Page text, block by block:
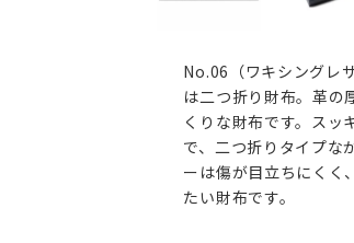
No.06（ワキシングレ
は二つ折り財布。革の
くりな財布です。スッ
で、二つ折りタイプな
ーは傷が目立ちにくく
たい財布です。